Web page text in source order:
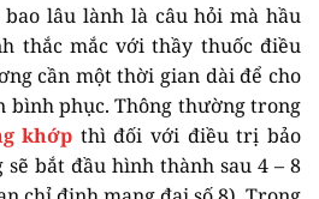
lâu lành là câu hỏi mà hầu
thắc mắc với thầy thuốc điều
cần một thời gian dài để cho
bình phục. Thông thường trong
khớp thì đối với điều trị bảo
bắt đầu hình thành sau 4 – 8